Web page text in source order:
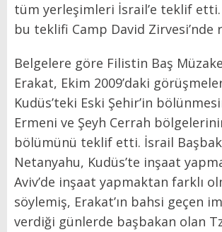
tüm yerleşimleri İsrail’e teklif
bu teklifi Camp David Zirvesi’nde
Belgelere göre Filistin Baş
Erakat, Ekim 2009’daki
Kudüs’teki Eski Şehir’in
Ermeni ve Şeyh Cerrah
bölümünü teklif etti. İsrail
Netanyahu, Kudüs’te inşaat
Aviv’de inşaat yapmaktan farklı
söylemiş, Erakat’ın bahsi geçen
verdiği günlerde başbakan olan